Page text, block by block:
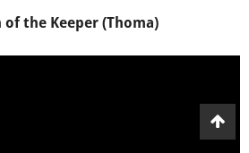
the Keeper (Thoma)